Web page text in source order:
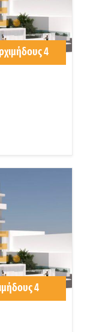
4
4